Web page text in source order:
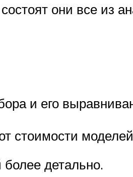
они все из
и его
стоимости моделей
детально.